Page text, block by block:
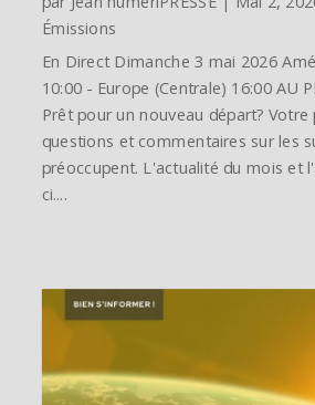
Émissions
En Direct Dimanche 3 mai 2026
10:00 - Europe (Centrale) 16:00 AU
Prêt pour un nouveau départ? Votre
questions et commentaires sur les
préoccupent. L'actualité du mois et
ci....